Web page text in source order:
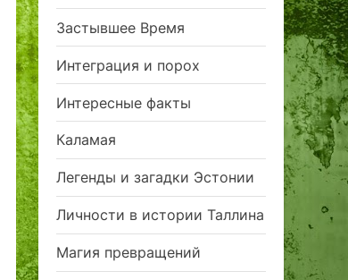
Полярный порт
Кингсбей в
Рыбной гавани:
как Клаудиа
Кардинале по
Каламая в
Таллине гуляла
версте барона
«Русский
на
площади
История
Егорова
хозяина
Застывшее Время
Интеграция и порох
Интересные факты
Каламая
Легенды и загадки Эстонии
Личности в истории Таллина
Магия превращений